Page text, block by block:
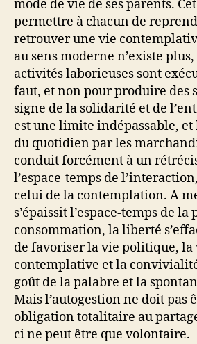
mode de vie de ses parents.
permettre à chacun de
retrouver une vie
au sens moderne n’existe
activités laborieuses sont
faut, et non pour produire des
signe de la solidarité et de
est une limite indépassable,
du quotidien par les
conduit forcément à un
l’espace-temps de
celui de la contemplation. A
s’épaissit l’espace-temps de
consommation, la liberté
de favoriser la vie politique, la
contemplative et la
goût de la palabre et la
Mais l’autogestion ne doit pas
obligation totalitaire au
ci ne peut être que volontaire.